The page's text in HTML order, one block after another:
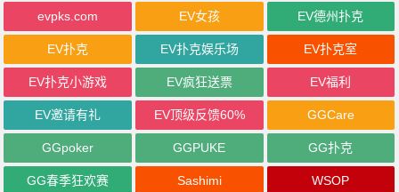
evpks.com EV女孩 EV德州扑克
EV扑克 EV扑克娱乐场 EV扑克室
EV扑克小游戏 EV疯狂送票 EV福利
EV邀请有礼 EV顶级反馈60% GGCare
GGpoker GGPUKE GG扑克
GG春季狂欢赛 Sashimi WSOP